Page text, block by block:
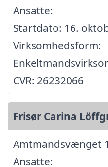
Ansatte:
Startdato: 16.
Virksomhedsform:
CVR: 26232066
Frisør Carina
Amtmandsvænget
Ansatte: